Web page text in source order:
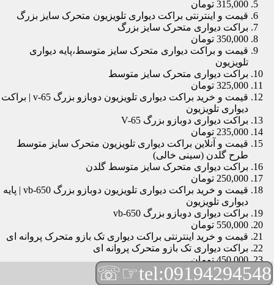
315,000 تومان
قیمت و اینترنتی براکت دیواری تلویزیون متحرک سایز بزرگ
براکت دیواری متحرک سایز بزرگ
350,000 تومان
قیمت و براکت دیواری متحرک سایز متوسط،پایه دیواری
تلویزیون
براکت دیواری متحرک سایز متوسط
325,000 تومان
قیمت و خرید براکت دیواری تلویزیون دوبازو بزرگ v-65 | براکت
دیواری تلویزیون
براکت دیواری دوبازو بزرگ V-65
235,000 تومان
قیمت و آنلاین براکت دیواری تلویزیون متحرک سایز متوسط
طرح گلدن (سینی خالی)
براکت دیواری متحرک سایز متوسط گلدن
250,000 تومان
قیمت و خرید براکت دیواری تلویزیون دوبازو بزرگ vb-650 | پایه
دیواری تلویزیون
براکت دیواری دوبازو بزرگ vb-650
550,000 تومان
قیمت و خرید اینترنتی براکت دیواری تک بازو متحرک پروانه ای
براکت دیواری تک بازو متحرک پروانه ای
450,000 تومان
قیمت و براکت دیواری تلویزیون مچی | براکت دیواری تلویزیون
tel:09194294548
☞☏